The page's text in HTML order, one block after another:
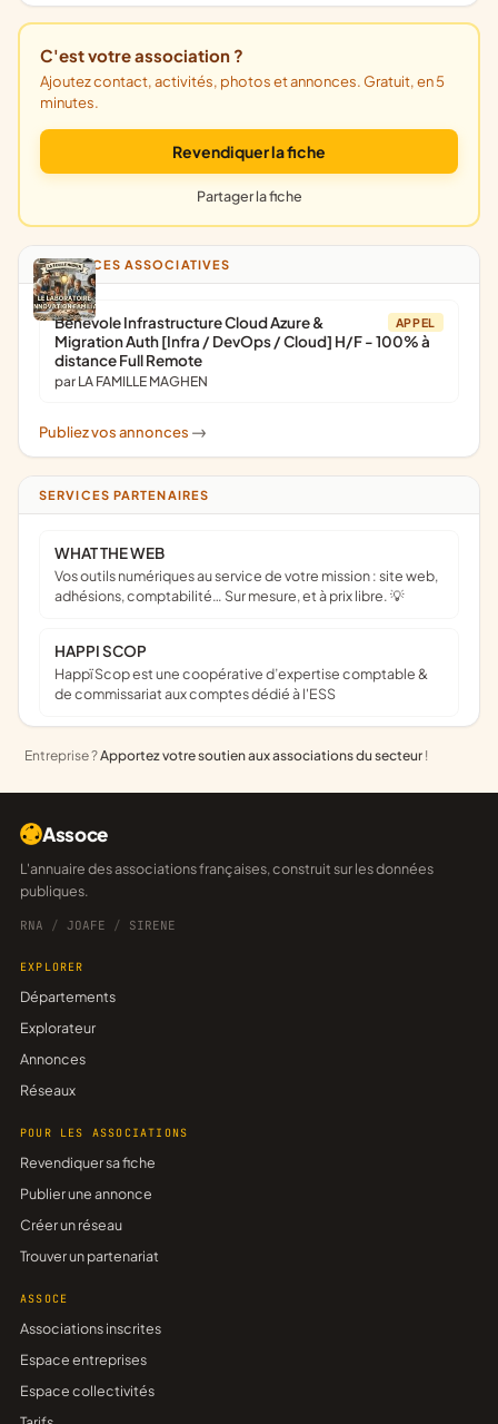
C'est votre association ?
Ajoutez contact, activités, photos et annonces. Gratuit, en 5
minutes.
Revendiquer la fiche
Partager la fiche
ANNONCES ASSOCIATIVES
APPEL
Bénévole Infrastructure Cloud Azure &
Migration Auth [Infra / DevOps / Cloud] H/F - 100% à
distance Full Remote
par LA FAMILLE MAGHEN
Publiez vos annonces ->
SERVICES PARTENAIRES
WHAT THE WEB
Vos outils numériques au service de votre mission : site web,
adhésions, comptabilité… Sur mesure, et à prix libre. 💡
HAPPI SCOP
Happï Scop est une coopérative d’expertise comptable &
de commissariat aux comptes dédié à l'ESS
Entreprise ?Apportez votre soutien aux associations du secteur !
Assoce
L'annuaire des associations françaises, construit sur les données
publiques.
RNA / JOAFE / SIRENE
EXPLORER
Départements
Explorateur
Annonces
Réseaux
POUR LES ASSOCIATIONS
Revendiquer sa fiche
Publier une annonce
Créer un réseau
Trouver un partenariat
ASSOCE
Associations inscrites
Espace entreprises
Espace collectivités